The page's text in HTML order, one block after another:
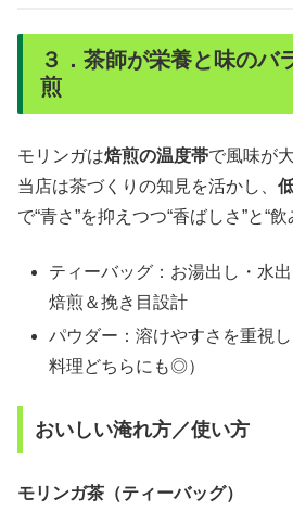
３．茶師が栄養と味のバ
煎
モリンガは焙煎の温度帯で風味が
当店は茶づくりの知見を活かし、
で“青さ”を抑えつつ“香ばしさ”と“飲
ティーバッグ：お湯出し・水
焙煎＆挽き目設計
パウダー：溶けやすさを重視
料理どちらにも◎）
おいしい淹れ方／使い方
モリンガ茶（ティーバッグ）